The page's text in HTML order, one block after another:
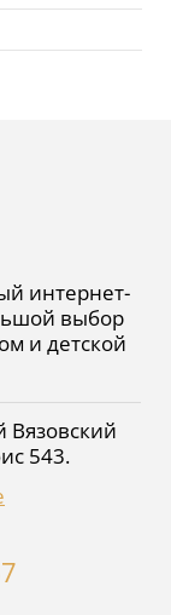
интернет-
выбор
и детской
Вязовский
543.